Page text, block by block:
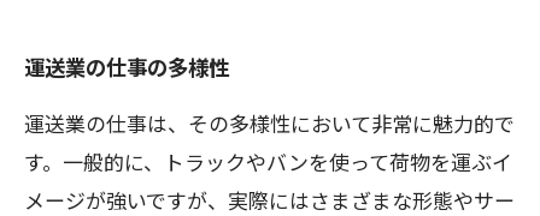
運送業の仕事の多様性
運送業の仕事は、その多様性において非常に魅力的で
す。一般的に、トラックやバンを使って荷物を運ぶイ
メージが強いですが、実際にはさまざまな形態やサー